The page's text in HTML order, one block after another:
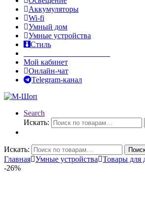
Аккумуляторы
Wi-fi
Умный дом
Умные устройства
Стиль
Мой кабинет
Онлайн-чат
Telegram-канал
Search
Искать:
Искать:
Главная Умные устройства Товары для
-26%